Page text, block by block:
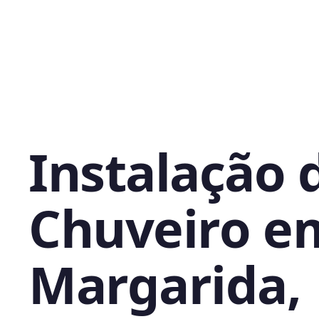
Instalação
Chuveiro
Margarida,